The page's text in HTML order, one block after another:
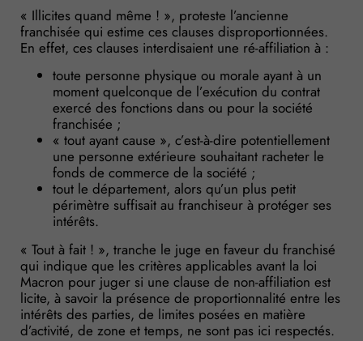
« Illicites quand même ! », proteste l’ancienne
franchisée qui estime ces clauses disproportionnées.
En effet, ces clauses interdisaient une ré-affiliation à :
toute personne physique ou morale ayant à un
moment quelconque de l’exécution du contrat
exercé des fonctions dans ou pour la société
franchisée ;
« tout ayant cause », c’est-à-dire potentiellement
une personne extérieure souhaitant racheter le
fonds de commerce de la société ;
tout le département, alors qu’un plus petit
périmètre suffisait au franchiseur à protéger ses
intérêts.
« Tout à fait ! », tranche le juge en faveur du franchisé
qui indique que les critères applicables avant la loi
Macron pour juger si une clause de non-affiliation est
licite, à savoir la présence de proportionnalité entre les
intérêts des parties, de limites posées en matière
d’activité, de zone et temps, ne sont pas ici respectés.